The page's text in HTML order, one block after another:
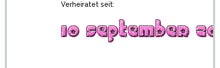
Verheiratet seit: